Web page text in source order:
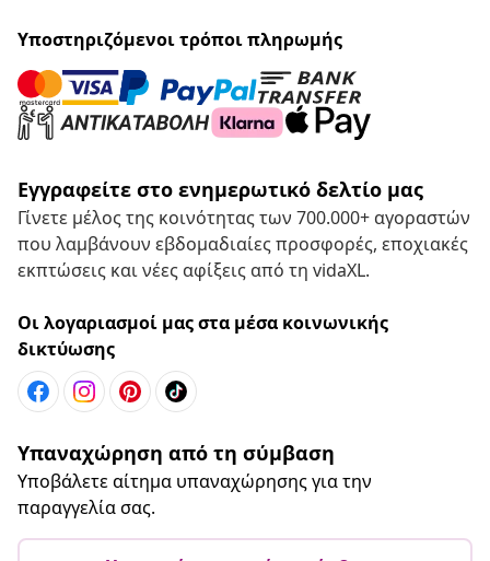
Υποστηριζόμενοι τρόποι πληρωμής
Εγγραφείτε στο ενημερωτικό δελτίο μας
Γίνετε μέλος της κοινότητας των 700.000+ αγοραστών
που λαμβάνουν εβδομαδιαίες προσφορές, εποχιακές
εκπτώσεις και νέες αφίξεις από τη vidaXL.
Οι λογαριασμοί μας στα μέσα κοινωνικής
δικτύωσης
Υπαναχώρηση από τη σύμβαση
Υποβάλετε αίτημα υπαναχώρησης για την
παραγγελία σας.